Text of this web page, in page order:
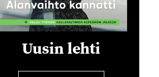
Uusin lehti